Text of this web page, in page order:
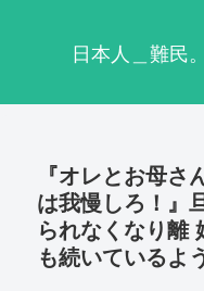
日本人＿難民
『オレとお母さ
は我慢しろ！』
られなくなり離
も続いているよ